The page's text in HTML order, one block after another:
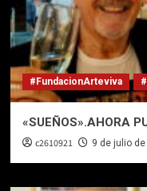
#FundacionArteviva
«SUEÑOS».AHORA
c2610921 9 de julio